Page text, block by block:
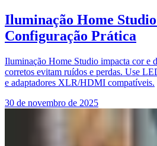
Iluminação Home
Configuração Prática
Iluminação Home Studio impacta cor e
corretos evitam ruídos e perdas. Use
e adaptadores XLR/HDMI compatíveis.
30 de novembro de 2025